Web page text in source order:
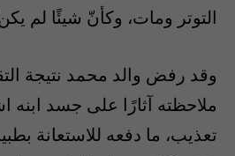
التوتر ومات، وكأنّ شيئًا لم
وقد رفض والد محمد نتيجة
ملاحظته آثارًا على جسد ابنه
تعذيب، ما دفعه للاستعانة